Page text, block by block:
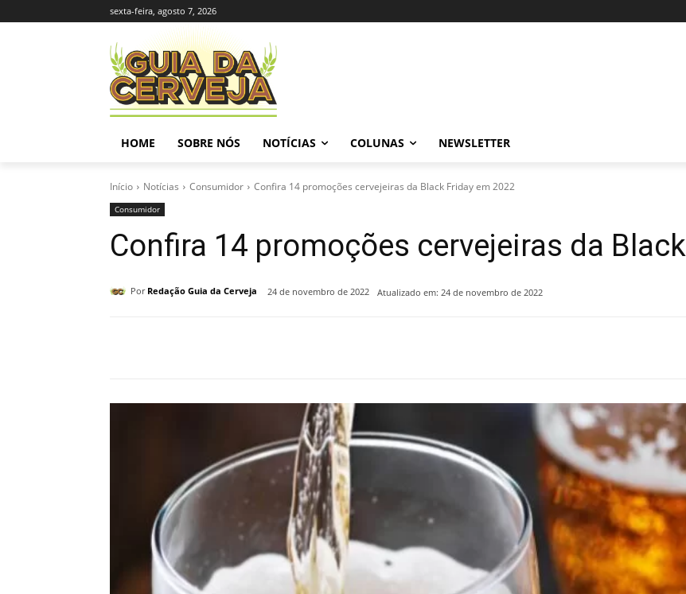
sexta-feira, agosto 7, 2026
HOME SOBRE NÓS NOTÍCIAS COLUNAS NEWSLETTER
Início Notícias Consumidor Confira 14 promoções cervejeiras da Black Friday em 2022
Consumidor
Confira 14 promoções cervejeiras da
Por Redação Guia da Cerveja 24 de novembro de 2022 Atualizado em: 24 de novembro de 2022